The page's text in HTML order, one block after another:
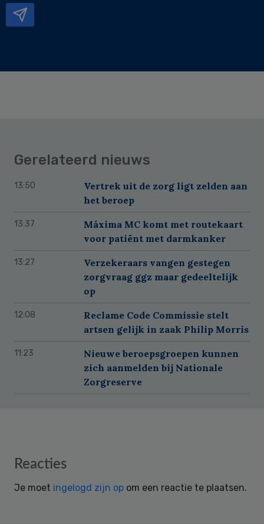
Gerelateerd nieuws
13:50
Vertrek uit de zorg ligt zelden aan
het beroep
13:37
Máxima MC komt met routekaart
voor patiënt met darmkanker
13:27
Verzekeraars vangen gestegen
zorgvraag ggz maar gedeeltelijk
op
12:08
Reclame Code Commissie stelt
artsen gelijk in zaak Philip Morris
11:23
Nieuwe beroepsgroepen kunnen
zich aanmelden bij Nationale
Zorgreserve
Reader
Reacties
Je moet ingelogd zijn op om een reactie te plaatsen.